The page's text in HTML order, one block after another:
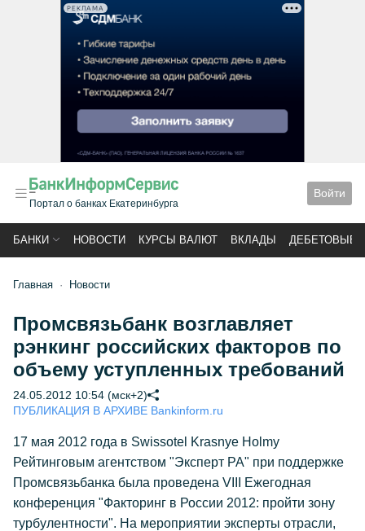
РЕКЛАМА
Портал о банках Екатеринбурга
Войти
БАНКИ НОВОСТИ КУРСЫ ВАЛЮТ ВКЛАДЫ ДЕБЕТОВЫЕ
Главная Новости
Промсвязьбанк возглавляет
рэнкинг российских факторов по
объему уступленных требований
24.05.2012 10:54 (мск+2)
ПУБЛИКАЦИЯ В АРХИВЕ Bankinform.ru
17 мая 2012 года в Swissotel Krasnye Holmy
Рейтинговым агентством "Эксперт РА" при поддержке
Промсвязьбанка была проведена VIII Ежегодная
конференция "Факторинг в России 2012: пройти зону
турбулентности". На мероприятии эксперты отрасли,